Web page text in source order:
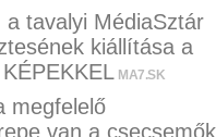
tavalyi MédiaSztár
kiállítása a
MA7.SK
megfelelő
van a csecsemők